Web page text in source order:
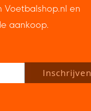
Voetbalshop.nl en
aankoop.
policy to subscribe
Inschrijven